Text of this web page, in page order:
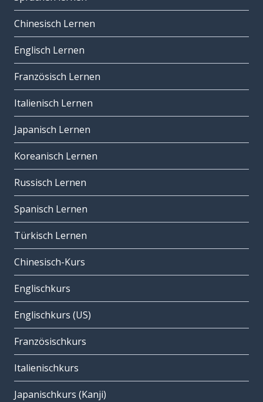
Chinesisch Lernen
Englisch Lernen
Französisch Lernen
Italienisch Lernen
Japanisch Lernen
Koreanisch Lernen
Russisch Lernen
Spanisch Lernen
Türkisch Lernen
Chinesisch-Kurs
Englischkurs
Englischkurs (US)
Französischkurs
Italienischkurs
Japanischkurs (Kanji)